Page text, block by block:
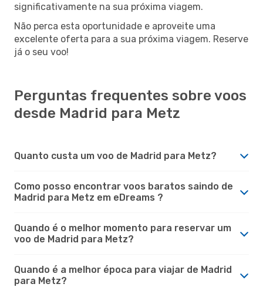
significativamente na sua próxima viagem.
Não perca esta oportunidade e aproveite uma
excelente oferta para a sua próxima viagem. Reserve
já o seu voo!
Perguntas frequentes sobre voos
desde Madrid para Metz
Quanto custa um voo de Madrid para Metz?
Como posso encontrar voos baratos saindo de
Madrid para Metz em eDreams ?
Quando é o melhor momento para reservar um
voo de Madrid para Metz?
Quando é a melhor época para viajar de Madrid
para Metz?